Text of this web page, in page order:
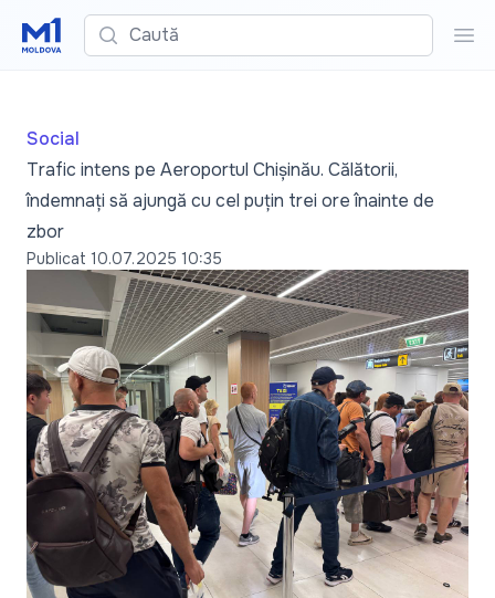
Caută
Social
Trafic intens pe Aeroportul Chișinău. Călătorii,
îndemnați să ajungă cu cel puțin trei ore înainte de
zbor
Publicat 10.07.2025 10:35